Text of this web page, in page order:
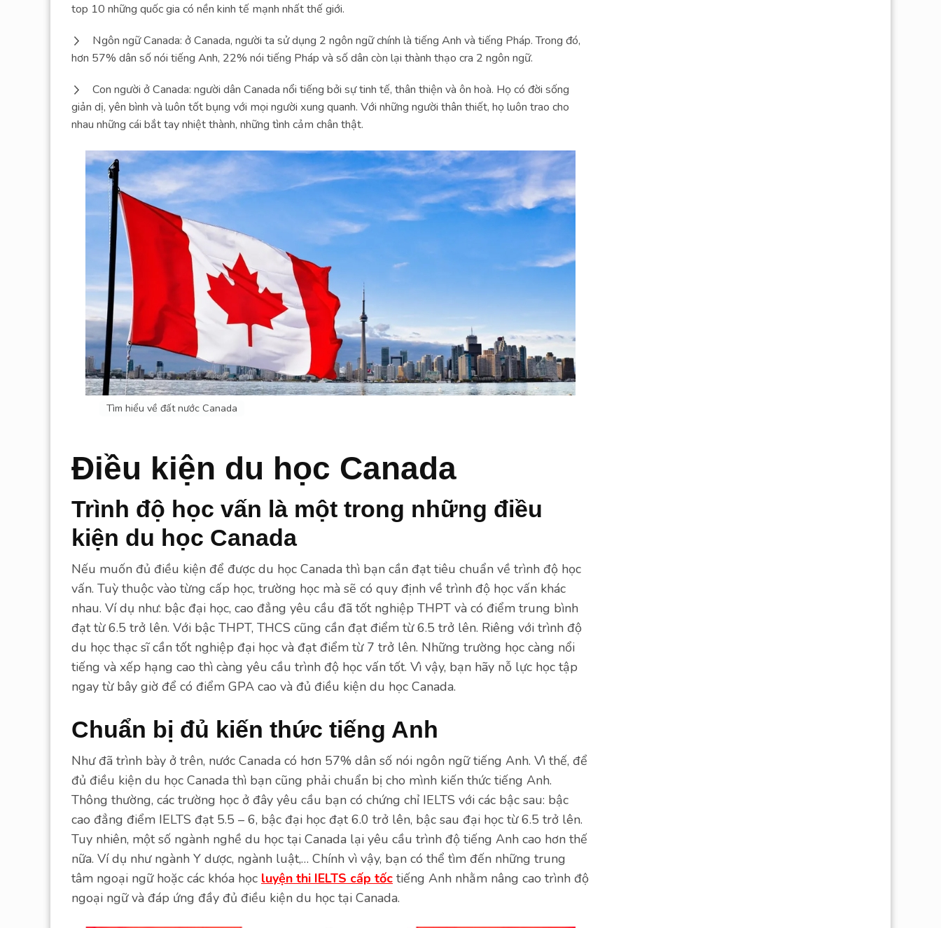
top 10 những quốc gia có nền kinh tế mạnh nhất thế giới.
Ngôn ngữ Canada: ở Canada, người ta sử dụng 2 ngôn ngữ chính là tiếng Anh và tiếng Pháp. Trong đó,
hơn 57% dân số nói tiếng Anh, 22% nói tiếng Pháp và số dân còn lại thành thạo cra 2 ngôn ngữ.
Con người ở Canada: người dân Canada nổi tiếng bởi sự tinh tế, thân thiện và ôn hoà. Họ có đời sống
giản dị, yên bình và luôn tốt bụng với mọi người xung quanh. Với những người thân thiết, họ luôn trao cho
nhau những cái bắt tay nhiệt thành, những tình cảm chân thật.
Tìm hiểu về đất nước Canada
Điều kiện du học Canada
Trình độ học vấn là một trong những điều
kiện du học Canada
Nếu muốn đủ điều kiện để được du học Canada thì bạn cần đạt tiêu chuẩn về trình độ học
vấn. Tuỳ thuộc vào từng cấp học, trường học mà sẽ có quy định về trình độ học vấn khác
nhau. Ví dụ như: bậc đại học, cao đẳng yêu cầu đã tốt nghiệp THPT và có điểm trung bình
đạt từ 6.5 trở lên. Với bậc THPT, THCS cũng cần đạt điểm từ 6.5 trở lên. Riêng với trình độ
du học thạc sĩ cần tốt nghiệp đại học và đạt điểm từ 7 trở lên. Những trường học càng nổi
tiếng và xếp hạng cao thì càng yêu cầu trình độ học vấn tốt. Vì vậy, bạn hãy nỗ lực học tập
ngay từ bây giờ để có điểm GPA cao và đủ điều kiện du học Canada.
Chuẩn bị đủ kiến thức tiếng Anh
Như đã trình bày ở trên, nước Canada có hơn 57% dân số nói ngôn ngữ tiếng Anh. Vì thế, để
đủ điều kiện du học Canada thì bạn cũng phải chuẩn bị cho mình kiến thức tiếng Anh.
Thông thường, các trường học ở đây yêu cầu bạn có chứng chỉ IELTS với các bậc sau: bậc
cao đẳng điểm IELTS đạt 5.5 – 6, bậc đại học đạt 6.0 trở lên, bậc sau đại học từ 6.5 trở lên.
Tuy nhiên, một số ngành nghề du học tại Canada lại yêu cầu trình độ tiếng Anh cao hơn thế
nữa. Ví dụ như ngành Y dược, ngành luật,… Chính vì vậy, bạn có thể tìm đến những trung
tâm ngoại ngữ hoặc các khóa học luyện thi IELTS cấp tốc tiếng Anh nhằm nâng cao trình độ
ngoại ngữ và đáp ứng đầy đủ điều kiện du học tại Canada.